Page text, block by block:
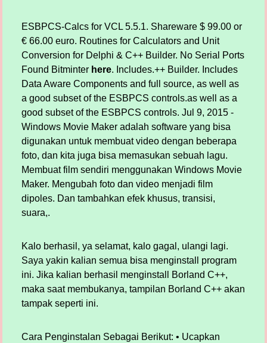
ESBPCS-Calcs for VCL 5.5.1. Shareware $ 99.00 or
€ 66.00 euro. Routines for Calculators and Unit
Conversion for Delphi & C++ Builder. No Serial Ports
Found Bitminter here. Includes.++ Builder. Includes
Data Aware Components and full source, as well as
a good subset of the ESBPCS controls.as well as a
good subset of the ESBPCS controls. Jul 9, 2015 -
Windows Movie Maker adalah software yang bisa
digunakan untuk membuat video dengan beberapa
foto, dan kita juga bisa memasukan sebuah lagu.
Membuat film sendiri menggunakan Windows Movie
Maker. Mengubah foto dan video menjadi film
dipoles. Dan tambahkan efek khusus, transisi,
suara,.
Kalo berhasil, ya selamat, kalo gagal, ulangi lagi.
Saya yakin kalian semua bisa menginstall program
ini. Jika kalian berhasil menginstall Borland C++,
maka saat membukanya, tampilan Borland C++ akan
tampak seperti ini.
Cara Penginstalan Sebagai Berikut: • Ucapkan